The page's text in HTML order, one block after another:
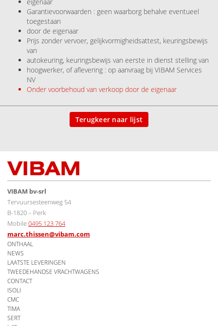
Garantievoorwaarden : geen waarborg behalve eventueel
toegestaan
door de eigenaar
Prijs zonder vervoer, gelijkvormigheidsattest, keuringsbewijs
van
autokeuring, keuringsbewijs van eerste in dienst stelling van
hoogwerker, of aflevering : op aanvraag bij VIBAM Services
NV
Onder voorbehoud van verkoop door de eigenaar
Terugkeer naar lijst
VIBAM bv-srl
Tervuursesteenweg 54
B-1820 – Perk
Mobile0495 123 764
marc.thissen@vibam.com
ONTHAAL
NEWS
LAATSTE LEVERINGEN
TWEEDEHANDSE VRACHTWAGENS
CONTACT
ISOLI
CMC
TIMA
SERT